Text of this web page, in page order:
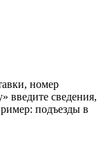
номер
введите сведения,
подъезды в